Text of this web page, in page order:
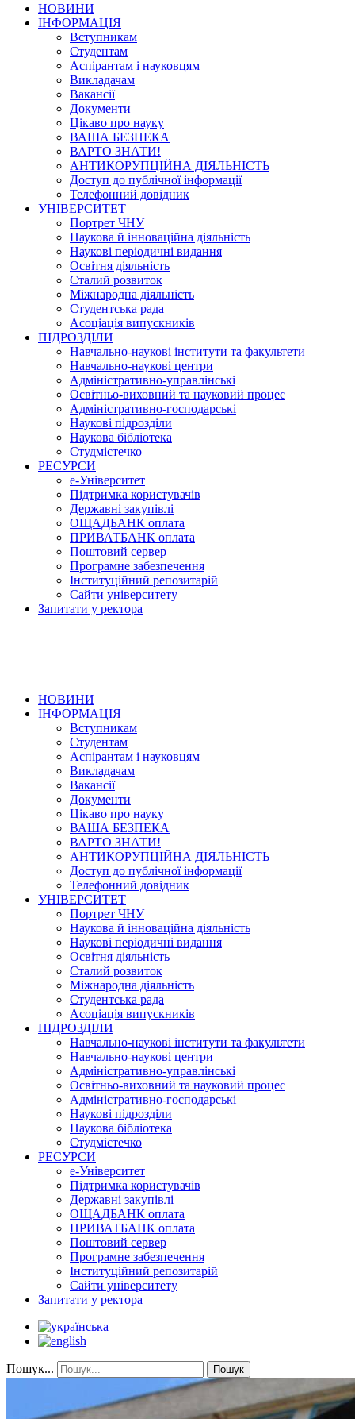
НОВИНИ
ІНФОРМАЦІЯ
Вступникам
Студентам
Аспірантам і науковцям
Викладачам
Вакансії
Документи
Цікаво про науку
ВАША БЕЗПЕКА
ВАРТО ЗНАТИ!
АНТИКОРУПЦІЙНА ДІЯЛЬНІСТЬ
Доступ до публічної інформації
Телефонний довідник
УНІВЕРСИТЕТ
Портрет ЧНУ
Наукова й інноваційна діяльність
Наукові періодичні видання
Освітня діяльність
Сталий розвиток
Міжнародна діяльність
Студентська рада
Асоціація випускників
ПІДРОЗДІЛИ
Навчально-наукові інститути та факультети
Навчально-наукові центри
Адміністративно-управлінські
Освітньо-виховний та науковий процес
Адміністративно-господарські
Наукові підрозділи
Наукова бібліотека
Студмістечко
РЕСУРСИ
е-Університет
Підтримка користувачів
Державні закупівлі
ОЩАДБАНК оплата
ПРИВАТБАНК оплата
Поштовий сервер
Програмне забезпечення
Інституційний репозитарій
Сайти університету
Запитати у ректора
НОВИНИ
ІНФОРМАЦІЯ
Вступникам
Студентам
Аспірантам і науковцям
Викладачам
Вакансії
Документи
Цікаво про науку
ВАША БЕЗПЕКА
ВАРТО ЗНАТИ!
АНТИКОРУПЦІЙНА ДІЯЛЬНІСТЬ
Доступ до публічної інформації
Телефонний довідник
УНІВЕРСИТЕТ
Портрет ЧНУ
Наукова й інноваційна діяльність
Наукові періодичні видання
Освітня діяльність
Сталий розвиток
Міжнародна діяльність
Студентська рада
Асоціація випускників
ПІДРОЗДІЛИ
Навчально-наукові інститути та факультети
Навчально-наукові центри
Адміністративно-управлінські
Освітньо-виховний та науковий процес
Адміністративно-господарські
Наукові підрозділи
Наукова бібліотека
Студмістечко
РЕСУРСИ
е-Університет
Підтримка користувачів
Державні закупівлі
ОЩАДБАНК оплата
ПРИВАТБАНК оплата
Поштовий сервер
Програмне забезпечення
Інституційний репозитарій
Сайти університету
Запитати у ректора
Пошук... Пошук